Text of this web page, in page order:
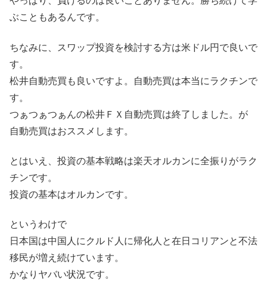
ぶこともあるんです。
ちなみに、スワップ投資を検討する方は米ドル円で良いで
す。
松井自動売買も良いですよ。自動売買は本当にラクチンで
す。
つぁつぁつぁんの松井ＦＸ自動売買は終了しました。が
自動売買はおススメします。
とはいえ、投資の基本戦略は楽天オルカンに全振りがラク
チンです。
投資の基本はオルカンです。
というわけで
日本国は中国人にクルド人に帰化人と在日コリアンと不法
移民が増え続けています。
かなりヤバい状況です。